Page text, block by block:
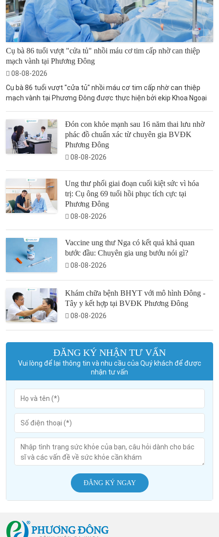
Cụ bà 86 tuổi vượt "cửa tủ" nhồi máu cơ tim cấp nhờ can thiệp
mạch vành tại Phương Đông
08-08-2026
Cụ bà 86 tuổi vượt "cửa tủ" nhồi máu cơ tim cấp nhờ can thiệp
mạch vành tại Phương Đông được thực hiện bởi ekip Khoa Ngoại
Đón con khỏe mạnh sau 16 năm thai lưu nhờ
phác đồ chuẩn xác từ chuyên gia BVĐK
Phương Đông
08-08-2026
Ung thư phổi giai đoạn cuối kiệt sức vì hóa
trị: Cụ ông 69 tuổi hồi phục tích cực tại
Phương Đông
08-08-2026
Vaccine ung thư Nga có kết quả khả quan
bước đầu: Chuyên gia ung bướu nói gì?
08-08-2026
Khám chữa bệnh BHYT với mô hình Đông -
Tây y kết hợp tại BVĐK Phương Đông
08-08-2026
ĐĂNG KÝ NHẬN TƯ VẤN
Vui lòng để lại thông tin và nhu cầu của Quý khách để được
nhận tư vấn
ĐĂNG KÝ NGAY